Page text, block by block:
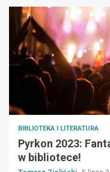
BIBLIOTEKA I LITERATURA
Pyrkon 2023:
w bibliotece!